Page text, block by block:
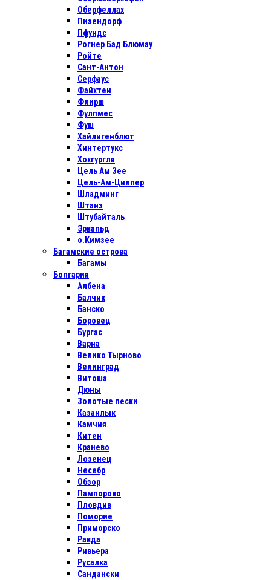
Оберфеллах
Пизендорф
Пфундс
Рогнер Бад Блюмау
Ройте
Сант-Антон
Серфаус
Файхтен
Флирш
Фулпмес
Фуш
Хайлигенблют
Хинтертукс
Хохгургля
Цель Ам Зее
Цель-Ам-Циллер
Шладминг
Штанз
Штубайталь
Эрвальд
о.Кимзее
Багамские острова
Багамы
Болгария
Албена
Балчик
Банско
Боровец
Бургас
Варна
Велико Тырново
Велинград
Витоша
Дюны
Золотые пески
Казанлык
Камчия
Китен
Кранево
Лозенец
Несебр
Обзор
Пампорово
Пловдив
Поморие
Приморско
Равда
Ривьера
Русалка
Сандански